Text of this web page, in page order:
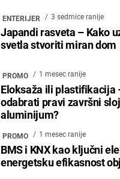
ENTERIJER 3 sedmice ranije
Japandi rasveta – Kako
svetla stvoriti miran dom
PROMO 1 mesec ranije
Eloksaža ili plastifikacija
odabrati pravi završni
aluminijum?
PROMO 1 mesec ranije
BMS i KNX kao ključni
energetsku efikasnost